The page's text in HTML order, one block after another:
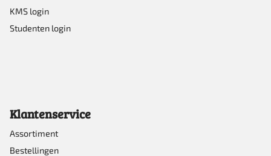
KMS login
Studenten login
Klantenservice
Assortiment
Bestellingen